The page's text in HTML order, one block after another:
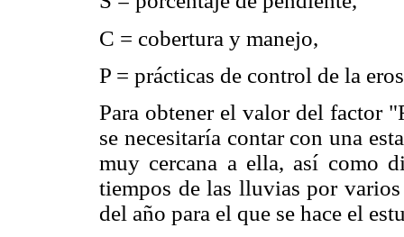
C = cobertura y manejo,
P = prácticas de control de la
Para obtener el valor del factor
se necesitaría contar con una
muy cercana a ella, así como
tiempos de las lluvias por
del año para el que se hace el